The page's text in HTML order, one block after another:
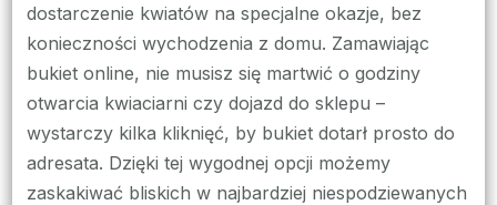
dostarczenie kwiatów na specjalne okazje, bez
konieczności wychodzenia z domu. Zamawiając
bukiet online, nie musisz się martwić o godziny
otwarcia kwiaciarni czy dojazd do sklepu –
wystarczy kilka kliknięć, by bukiet dotarł prosto do
adresata. Dzięki tej wygodnej opcji możemy
zaskakiwać bliskich w najbardziej niespodziewanych